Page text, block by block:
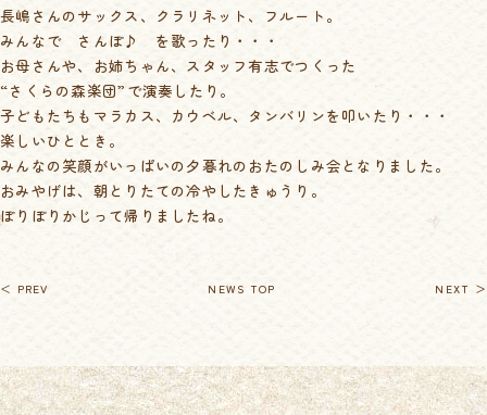
長嶋さんのサックス、クラリネット、フルート。
みんなで さんぽ♪ を歌ったり・・・
お母さんや、お姉ちゃん、スタッフ有志でつくった
“さくらの森楽団”で演奏したり。
子どもたちもマラカス、カウベル、タンバリンを叩いたり・・・
楽しいひととき。
みんなの笑顔がいっぱいの夕暮れのおたのしみ会となりました。
おみやげは、朝とりたての冷やしたきゅうり。
ぽりぽりかじって帰りましたね。
＜ PREV NEWS TOP NEXT ＞